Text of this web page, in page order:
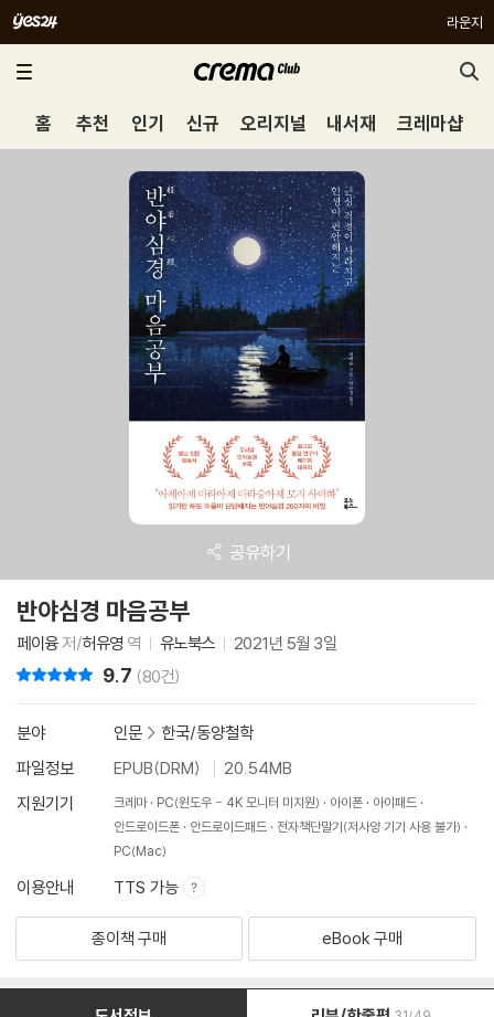
라운지
홈 추천 인기 신규 오리지널 내서재 크레마샵
공유하기
반야심경 마음공부
페이융저/허유영 역 유노북스 2021년 5월 3일
9.7 (80건)
분야 인문 > 한국/동양철학
파일정보
EPUB(DRM)
20.54MB
지원기기
크레마 PC(윈도우 - 4K 모니터 미지원) 아이폰
아이패드
안드로이드폰
안드로이드패드
전자책단말기(저사양 기기 사용 불가)
PC(Mac)
이용안내 TTS 가능
종이책 구매 eBook 구매